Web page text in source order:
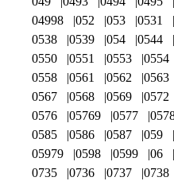
04998
052 053 0531
0538
0539 054 0544
0550
0551 0553 0554
0558
0561 0562 0563
0567
0568 0569 0572
0576
05769 0577
0585
0586 0587 059
05979
0598 0599 06
0735
0736 0737 0738